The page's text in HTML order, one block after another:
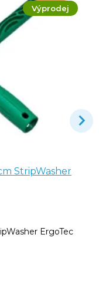
Výprodej
StripWasher
ErgoTec